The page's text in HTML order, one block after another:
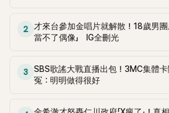
2
才來台參加金唱片就解散！18歲男團
當不了偶像」 IG全刪光
3
SBS歌謠大戰直播出包！3MC集體
冤：明明做得很好